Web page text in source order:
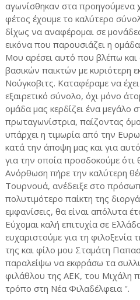
αγωνίσθηκαν στα προηγούμενα
φέτος έχουμε το καλύτερο
δίχως να αναφέρομαι σε
εικόνα που παρουσιάζει η
Μου αρέσει αυτό που βλέπω και
βασικών παικτών με κυριότερη
Νούγκοβιτς. Καταφέραμε να
εξαιρετικό σύνολο, όχι μόνο
ομάδα μας κερδίζει ένα μεγάλο
πρωταγωνίστρια, παίζοντας
υπάρχει η τιμωρία από την
κατά την άποψη μας και για
για την οποία προσδοκούμε ότι
Ανόρθωση πήρε την καλύτερη
Τουρνουά, ανέδειξε στο
πολυτιμότερο παίκτη της
εμφανίσεις, θα είναι απόλυτα
Εύχομαι καλή επιτυχία σε
ευχαριστούμε για τη φιλοξενία
της και φίλο μου Σταμάτη
παραλείψω να εκφράσω τα
φιλάθλου της ΑΕΚ, του Μιχάλη
τρόπο στη Νέα Φιλαδέλφεια ''.